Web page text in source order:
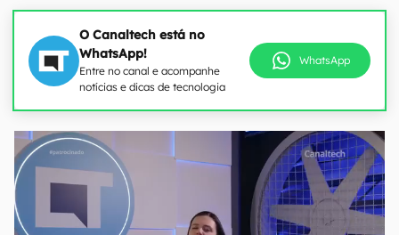
O Canaltech está no
WhatsApp!
Entre no canal e acompanhe
notícias e dicas de tecnologia
WhatsApp